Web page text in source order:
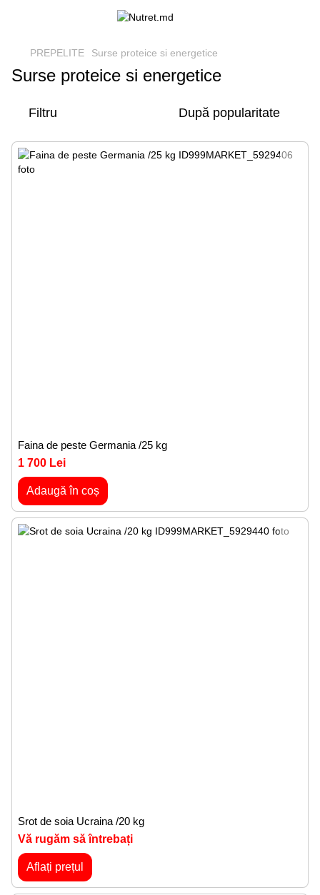
PREPELITE Surse proteice si energetice
Surse proteice si energetice
Filtru După popularitate
Faina de peste Germania /25 kg
1 700 Lei
Adaugă în coș
Srot de soia Ucraina /20 kg
Vă rugăm să întrebați
Aflați prețul